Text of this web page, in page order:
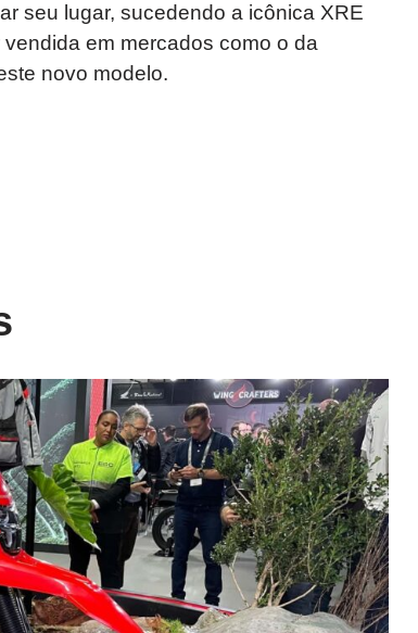
seu lugar, sucedendo a icônica XRE
em mercados como o da
novo modelo.